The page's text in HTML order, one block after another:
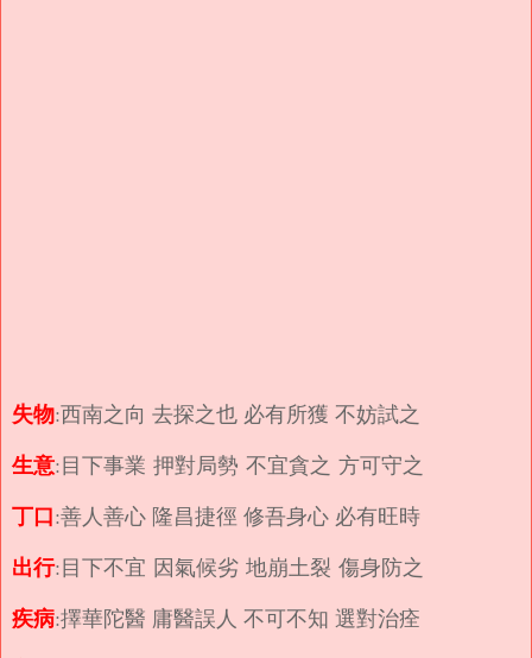
失物:西南之向 去探之也 必有所獲 不妨試之
生意:目下事業 押對局勢 不宜貪之 方可守之
丁口:善人善心 隆昌捷徑 修吾身心 必有旺時
出行:目下不宜 因氣候劣 地崩土裂 傷身防之
疾病:擇華陀醫 庸醫誤人 不可不知 選對治痊